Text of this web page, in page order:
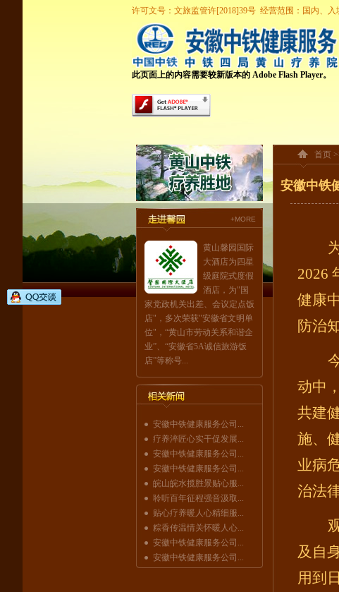
许可文号：文旅监管许[2018]39号 经营范围：国内、
此页面上的内容需要较新版本的 Adobe Flash Player。
+MORE
黄山馨园国际
大酒店为四星
级庭院式度假
酒店，为"国
家党政机关出差、会议定点饭
店"，多次荣获"安徽省文明单
位"，“黄山市劳动关系和谐企
业”、“安徽省5A诚信旅游饭
店”等称号...
安徽中铁健康服务公司...
疗养淬匠心实干促发展...
安徽中铁健康服务公司...
安徽中铁健康服务公司...
皖山皖水揽胜景贴心服...
聆听百年征程强音汲取...
贴心疗养暖人心精细服...
粽香传温情关怀暖人心...
安徽中铁健康服务公司...
安徽中铁健康服务公司...
首页
安徽中铁
2026
健康
防治
动中
共建
施、
业病
治法
及自
用到